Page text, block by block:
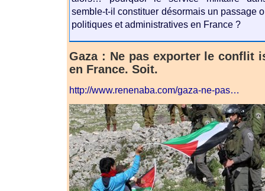
semble-t-il constituer désormais un passage
politiques et administratives en France ?
Gaza : Ne pas exporter le conflit
en France. Soit.
http://www.renenaba.com/gaza-ne-pas…